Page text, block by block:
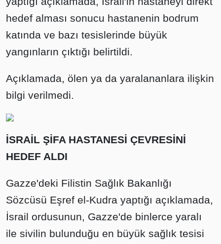
hedef alması sonucu hastanenin bodrum
katında ve bazı tesislerinde büyük
yangınların çıktığı belirtildi.
Açıklamada, ölen ya da yaralananlara ilişkin
bilgi verilmedi.
İSRAİL ŞİFA HASTANESİ ÇEVRESİNİ
HEDEF ALDI
Gazze'deki Filistin Sağlık Bakanlığı
Sözcüsü Eşref el-Kudra yaptığı açıklamada,
İsrail ordusunun, Gazze'de binlerce yaralı
ile sivilin bulunduğu en büyük sağlık tesisi